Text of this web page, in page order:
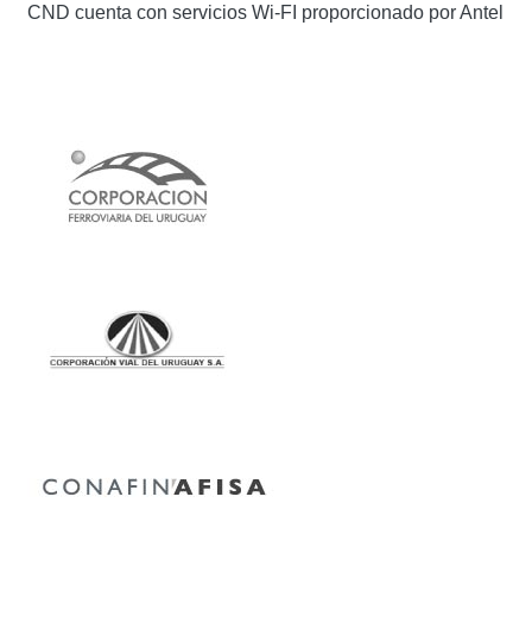
CND cuenta con servicios Wi-FI proporcionado por Antel